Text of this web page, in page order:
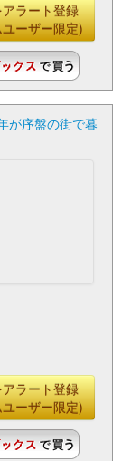
ラート登録
ーザー限定)
が序盤の街で暮
ラート登録
ーザー限定)